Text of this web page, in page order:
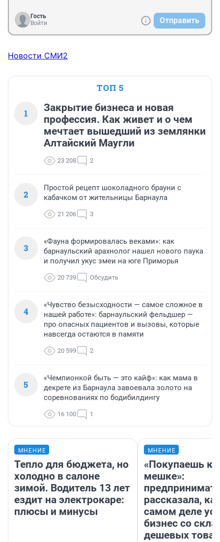
Гость
Войти
Отправить
Новости СМИ2
ТОП 5
1
Закрытие бизнеса и новая
профессия. Как живет и о чем
мечтает вышедший из землянки
Алтайский Маугли
23 208 2
2
Простой рецепт шоколадного брауни с
кабачком от жительницы Барнаула
21 206 3
3
«Фауна формировалась веками»: как
барнаульский арахнолог нашел нового паука
и получил укус змеи на юге Приморья
20 739 Обсудить
4
«Чувство безысходности — самое сложное в
нашей работе»: барнаульский фельдшер —
про опасных пациентов и вызовы, которые
навсегда остаются в памяти
20 599 2
5
«Чемпионкой быть — это кайф»: как мама в
декрете из Барнаула завоевала золото на
соревнованиях по бодибилдингу
16 100 1
МНЕНИЕ
Тепло для бюджета, но
холодно в салоне
зимой. Водитель 13 лет
ездит на электрокаре:
плюсы и минусы
МНЕНИЕ
«Покупаешь
мешке»:
рассказала,
самом деле
бизнес со
дешевых